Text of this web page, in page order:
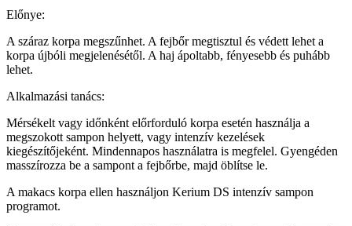
Előnye:
A száraz korpa megszűnhet. A fejbőr megtisztul és védett lehet a
korpa újbóli megjelenésétől. A haj ápoltabb, fényesebb és puhább
lehet.
Alkalmazási tanács:
Mérsékelt vagy időnként előrforduló korpa esetén használja a
megszokott sampon helyett, vagy intenzív kezelések
kiegészítőjeként. Mindennapos használatra is megfelel. Gyengéden
masszírozza be a sampont a fejbőrbe, majd öblítse le.
A makacs korpa ellen használjon Kerium DS intenzív sampon
programot.